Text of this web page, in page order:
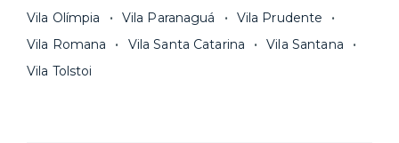
Vila Olímpia
Vila Paranaguá
Vila Prudente
Vila Romana
Vila Santa Catarina
Vila Santana
Vila Tolstoi